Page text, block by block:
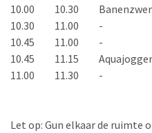
10.00
10.30
10.30
11.00 -
10.45
11.00 -
10.45
11.15
11.00
11.30 -
Let op: Gun elkaar de ruimte